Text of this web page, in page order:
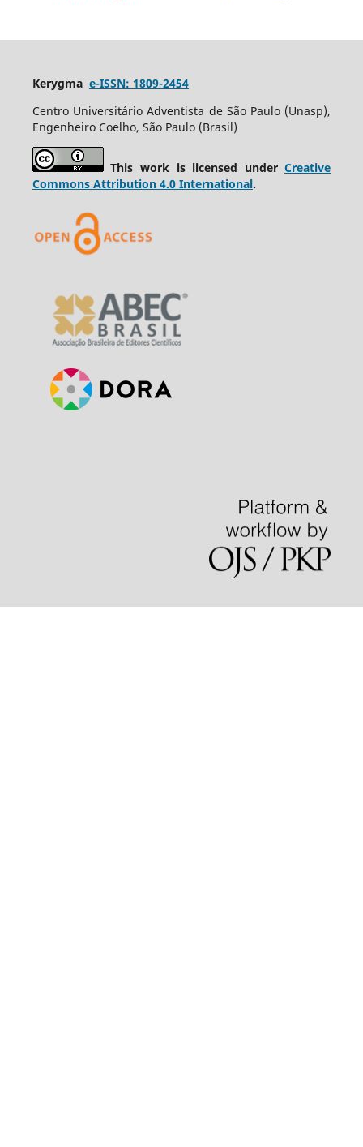
Kerygma e-ISSN: 1809-2454
Centro Universitário Adventista de São Paulo (Unasp),
Engenheiro Coelho, São Paulo (Brasil)
This work is licensed underCreative
Commons Attribution 4.0 International.